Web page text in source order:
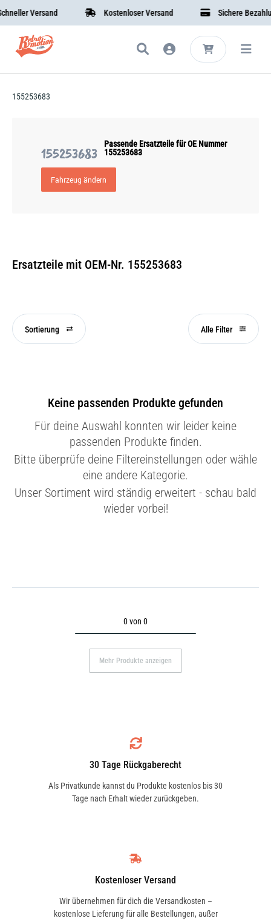
Versand Kostenloser Versand Sichere Bezahlung
155253683
155253683
Passende Ersatzteile für OE Nummer
155253683
Fahrzeug ändern
Ersatzteile mit OEM-Nr. 155253683
Sortierung Alle Filter
Keine passenden Produkte gefunden
Für deine Auswahl konnten wir leider keine
passenden Produkte finden.
Bitte überprüfe deine Filtereinstellungen oder wähle
eine andere Kategorie.
Unser Sortiment wird ständig erweitert - schau bald
wieder vorbei!
0 von 0
Mehr Produkte anzeigen
30 Tage Rückgaberecht
Als Privatkunde kannst du Produkte kostenlos bis 30
Tage nach Erhalt wieder zurückgeben.
Kostenloser Versand
Wir übernehmen für dich die Versandkosten –
kostenlose Lieferung für alle Bestellungen, außer